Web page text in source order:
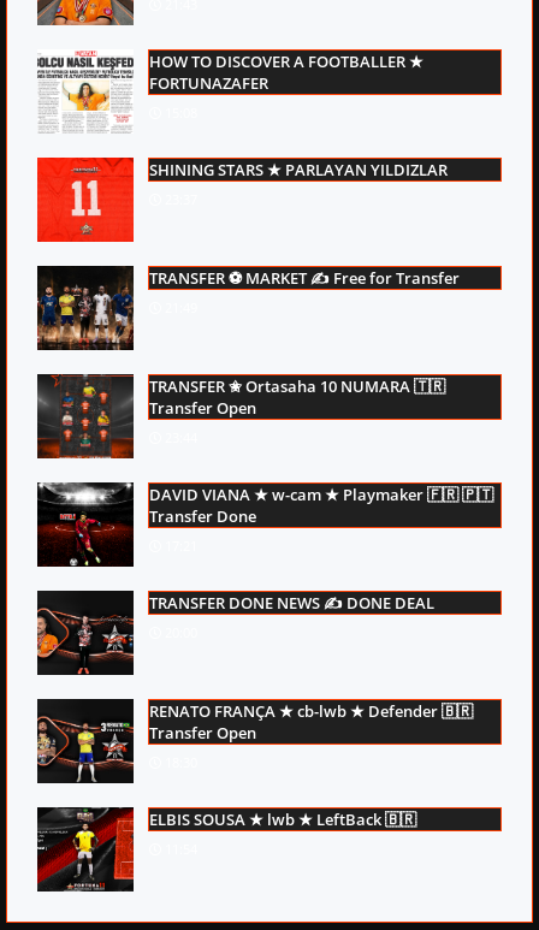
HOW TO DISCOVER A FOOTBALLER ★
FORTUNAZAFER
SHINING STARS ★ PARLAYAN YILDIZLAR
TRANSFER ⚽ MARKET ✍ Free for Transfer
TRANSFER ✬ Ortasaha 10 NUMARA 🇹🇷
Transfer Open
DAVID VIANA ★ w-cam ★ Playmaker 🇫🇷 🇵🇹
Transfer Done
TRANSFER DONE NEWS ✍ DONE DEAL
RENATO FRANÇA ★ cb-lwb ★ Defender 🇧🇷
Transfer Open
ELBIS SOUSA ★ lwb ★ LeftBack 🇧🇷